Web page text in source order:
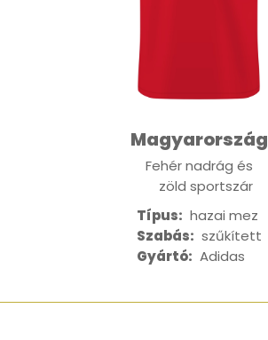
Magyarország
Fehér nadrág és
zöld sportszár
Típus: hazai mez
Szabás: szűkített
Gyártó: Adidas